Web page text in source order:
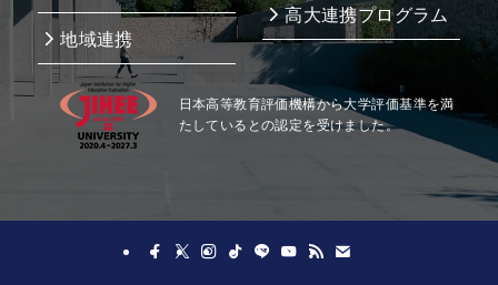
地域連携
高大連携プログラム
日本高等教育評価機構から大学評価基準を満
たしているとの認定を受けました。